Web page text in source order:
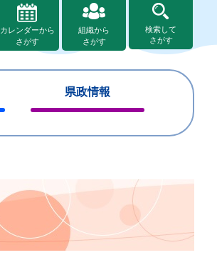
カレンダーから
さがす
組織から
さがす
検索して
さがす
県政情報
じ